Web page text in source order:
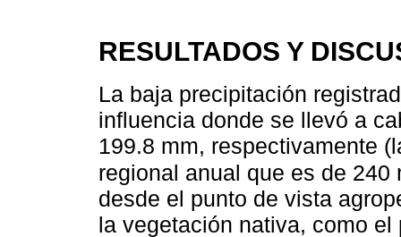
RESULTADOS Y
La baja precipitación
influencia donde se llevó a
199.8 mm, respectivamente
regional anual que es de 240
desde el punto de vista
la vegetación nativa, como